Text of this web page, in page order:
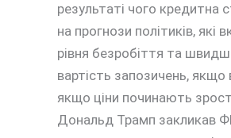
результаті чого кредитна
на прогнози політиків,
рівня безробіття та
вартість запозичень, якщо
якщо ціни починають
Дональд Трамп закликав